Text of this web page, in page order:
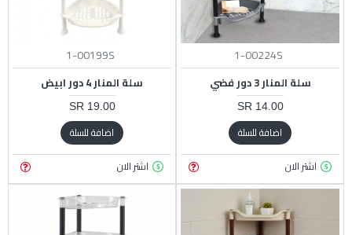
1-00224S
سلة المنار 3 دور فضي
14.00 SR
اضافة للسلة
اشتر الان
1-00199S
سلة المنار 4 دور ابيض
19.00 SR
اضافة للسلة
اشتر الان